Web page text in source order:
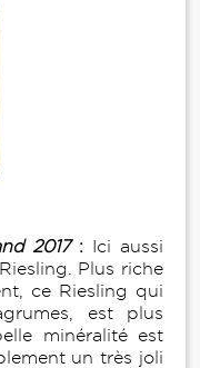
2017: Ici aussi
Plus riche
ce Riesling qui
est plus
minéralité est
un très joli